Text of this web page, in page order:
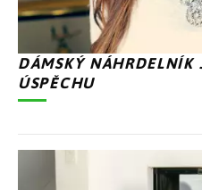
DÁMSKÝ NÁHRDELNÍK
ÚSPĚCHU